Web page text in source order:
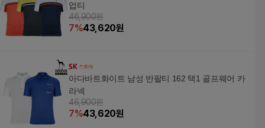
업티
46,900원
7%43,620원
아다바트화이트 남성 반팔티 162 택1 골프웨어 카
라넥
46,900원
7%43,620원